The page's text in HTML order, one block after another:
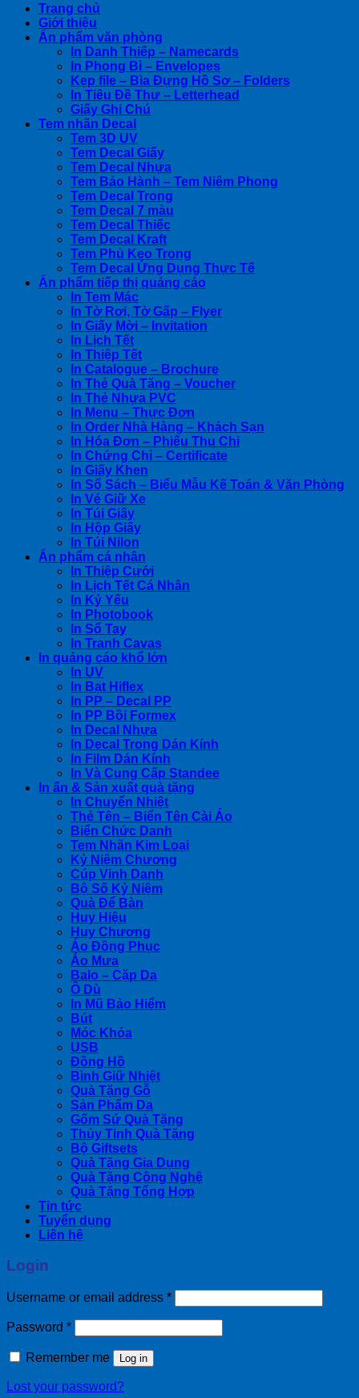
Trang chủ
Giới thiệu
Ấn phẩm văn phòng
In Danh Thiếp – Namecards
In Phong Bì – Envelopes
Kẹp file – Bìa Đựng Hồ Sơ – Folders
In Tiêu Đề Thư – Letterhead
Giấy Ghi Chú
Tem nhãn Decal
Tem 3D UV
Tem Decal Giấy
Tem Decal Nhựa
Tem Bảo Hành – Tem Niêm Phong
Tem Decal Trong
Tem Decal 7 màu
Tem Decal Thiếc
Tem Decal Kraft
Tem Phủ Keo Trong
Tem Decal Ứng Dụng Thực Tế
Ấn phẩm tiếp thị quảng cáo
In Tem Mác
In Tờ Rơi, Tờ Gấp – Flyer
In Giấy Mời – Invitation
In Lịch Tết
In Thiệp Tết
In Catalogue – Brochure
In Thẻ Quà Tặng – Voucher
In Thẻ Nhựa PVC
In Menu – Thực Đơn
In Order Nhà Hàng – Khách Sạn
In Hóa Đơn – Phiếu Thu Chi
In Chứng Chỉ – Certificate
In Giấy Khen
In Sổ Sách – Biểu Mẫu Kế Toán & Văn Phòng
In Vé Giữ Xe
In Túi Giấy
In Hộp Giấy
In Túi Nilon
Ấn phẩm cá nhân
In Thiệp Cưới
In Lịch Tết Cá Nhân
In Kỷ Yếu
In Photobook
In Sổ Tay
In Tranh Cavas
In quảng cáo khổ lớn
In UV
In Bạt Hiflex
In PP – Decal PP
In PP Bồi Formex
In Decal Nhựa
In Decal Trong Dán Kính
In Film Dán Kính
In Và Cung Cấp Standee
In ấn & Sản xuất quà tặng
In Chuyển Nhiệt
Thẻ Tên – Biển Tên Cài Áo
Biển Chức Danh
Tem Nhãn Kim Loại
Kỷ Niệm Chương
Cúp Vinh Danh
Bộ Số Kỷ Niệm
Quà Để Bàn
Huy Hiệu
Huy Chương
Áo Đồng Phục
Áo Mưa
Balo – Cặp Da
Ô Dù
In Mũ Bảo Hiểm
Bút
Móc Khóa
USB
Đồng Hồ
Bình Giữ Nhiệt
Quà Tặng Gỗ
Sản Phẩm Da
Gốm Sứ Quà Tặng
Thủy Tinh Quà Tặng
Bộ Giftsets
Quà Tặng Gia Dụng
Quà Tặng Công Nghệ
Quà Tặng Tổng Hợp
Tin tức
Tuyển dụng
Liên hệ
Login
Username or email address *
Password *
Remember me Log in
Lost your password?